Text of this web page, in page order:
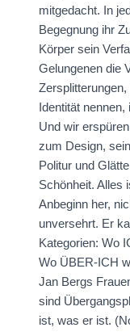
mitgedacht. In
Begegnung ihr
Körper sein
Gelungenen die
Identität
Und wir
zum Design,
Politur und
Schönheit. Alles
Anbeginn her,
unversehrt. Er
Kategorien: Wo
Wo ÜBER-ICH
Jan Bergs
sind
ist, was er ist.